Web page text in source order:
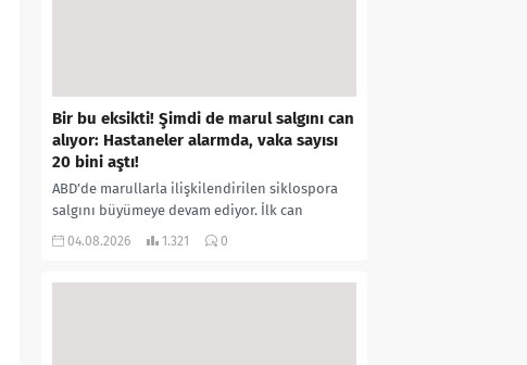
Bir bu eksikti! Şimdi de marul salgını can
alıyor: Hastaneler alarmda, vaka sayısı
20 bini aştı!
ABD’de marullarla ilişkilendirilen siklospora
salgını büyümeye devam ediyor. İlk can
kayıplarının yaşandığı salgında vaka sayısının
04.08.2026 1.321 0